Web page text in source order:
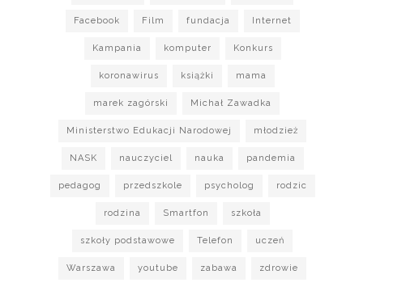
Facebook Film fundacja Internet
Kampania komputer Konkurs
koronawirus książki mama
marek zagórski Michał Zawadka
Ministerstwo Edukacji Narodowej młodzież
NASK nauczyciel nauka pandemia
pedagog przedszkole psycholog rodzic
rodzina Smartfon szkoła
szkoły podstawowe Telefon uczeń
Warszawa youtube zabawa zdrowie